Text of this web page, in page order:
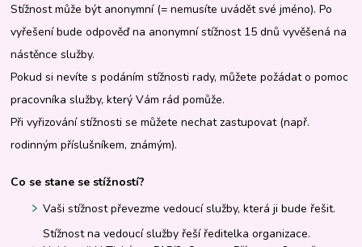
Stížnost může být anonymní (= nemusíte uvádět své jméno). Po
vyřešení bude odpověď na anonymní stížnost 15 dnů vyvěšená na
nástěnce služby.
Pokud si nevíte s podáním stížnosti rady, můžete požádat o pomoc
pracovníka služby, který Vám rád pomůže.
Při vyřizování stížnosti se můžete nechat zastupovat (např.
rodinným příslušníkem, známým).
Co se stane se stížností?
Vaši stížnost převezme vedoucí služby, která ji bude řešit.
Stížnost na vedoucí služby řeší ředitelka organizace.